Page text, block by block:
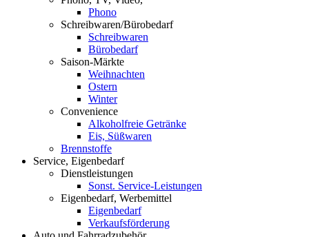
Phono
Schreibwaren/Bürobedarf
Schreibwaren
Bürobedarf
Saison-Märkte
Weihnachten
Ostern
Winter
Convenience
Alkoholfreie Getränke
Eis, Süßwaren
Brennstoffe
Service, Eigenbedarf
Dienstleistungen
Sonst. Service-Leistungen
Eigenbedarf, Werbemittel
Eigenbedarf
Verkaufsförderung